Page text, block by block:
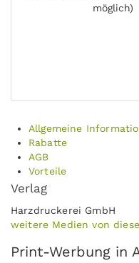
möglich)
Allgemeine
Rabatte
AGB
Vorteile
Verlag
Harzdruckerei GmbH
weitere Medien von
Print-Werbung in